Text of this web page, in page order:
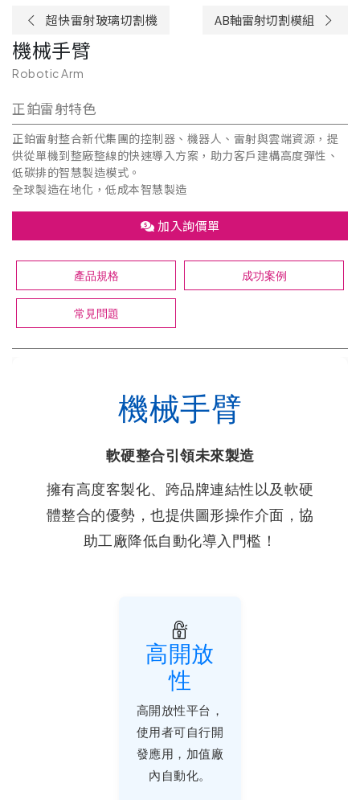
超快雷射玻璃切割機 AB軸雷射切割模組
機械手臂
Robotic Arm
正鉑雷射特色
正鉑雷射整合新代集團的控制器、機器人、雷射與雲端資源，提
供從單機到整廠整線的快速導入方案，助力客戶建構高度彈性、
低碳排的智慧製造模式。
全球製造在地化，低成本智慧製造
加入詢價單
產品規格 成功案例
常見問題
機械手臂
軟硬整合引領未來製造
擁有高度客製化、跨品牌連結性以及軟硬
體整合的優勢，也提供圖形操作介面，協
助工廠降低自動化導入門檻！
高開放
性
高開放性平台，
使用者可自行開
發應用，加值廠
內自動化。